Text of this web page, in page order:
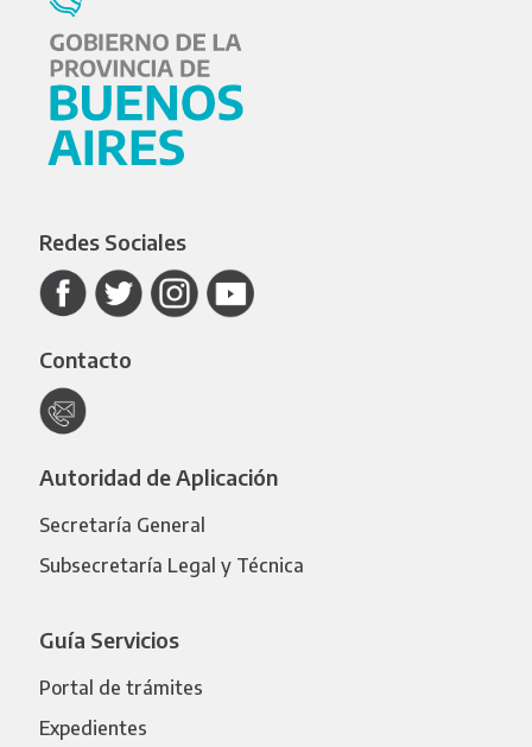
Redes Sociales
Contacto
Autoridad de Aplicación
Secretaría General
Subsecretaría Legal y Técnica
Guía Servicios
Portal de trámites
Expedientes